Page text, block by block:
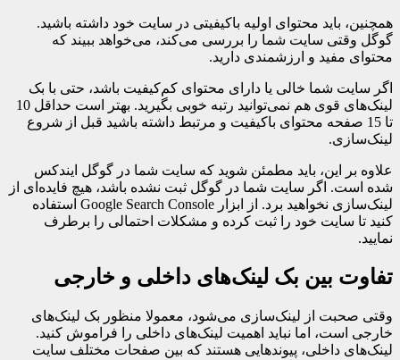
همچنین، باید محتوای اولیه باکیفیتی در سایت خود داشته باشید.
گوگل وقتی سایت شما را بررسی می‌کند، می‌خواهد ببیند که
محتوای مفید و ارزشمندی دارید.
اگر سایت شما خالی یا دارای محتوای کم‌کیفیت باشد، حتی با بک
لینک‌های قوی هم نمی‌توانید رتبه خوبی بگیرید. بهتر است حداقل 10
تا 15 صفحه محتوای باکیفیت و مرتبط داشته باشید قبل از شروع
لینک‌سازی.
علاوه بر این، باید مطمئن شوید که سایت شما در گوگل ایندکس
شده است. اگر سایت شما در گوگل ثبت نشده باشد، هیچ فایده‌ای از
لینک‌سازی نخواهید برد. از ابزار Google Search Console استفاده
کنید تا سایت خود را ثبت کرده و مشکلات احتمالی را برطرف
نمایید.
تفاوت بین بک لینک‌های داخلی و خارجی
وقتی صحبت از لینک‌سازی می‌شود، معمولا منظور بک لینک‌های
خارجی است، اما نباید اهمیت لینک‌های داخلی را فراموش کنید.
لینک‌های داخلی، پیوندهایی هستند که بین صفحات مختلف سایت